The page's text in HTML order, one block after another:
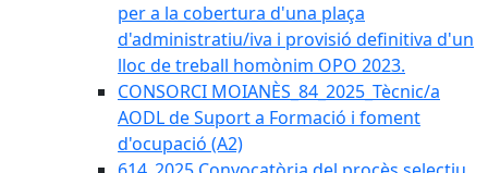
per a la cobertura d'una plaça
d'administratiu/iva i provisió definitiva d'un
lloc de treball homònim OPO 2023.
CONSORCI MOIANÈS_84_2025_Tècnic/a
AODL de Suport a Formació i foment
d'ocupació (A2)